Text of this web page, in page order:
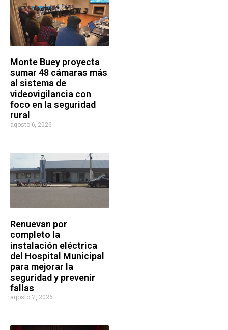
Monte Buey proyecta
sumar 48 cámaras más
al sistema de
videovigilancia con
foco en la seguridad
rural
agosto 6, 2026
Renuevan por
completo la
instalación eléctrica
del Hospital Municipal
para mejorar la
seguridad y prevenir
fallas
agosto 7, 2026